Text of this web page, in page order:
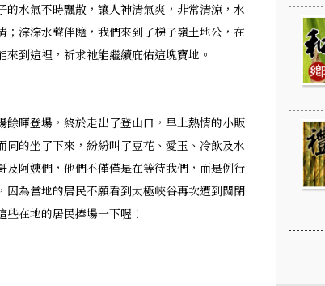
水氣不時飄散，讓人神清氣爽，非常清涼，水
淙淙水聲伴隨，我們來到了梯子嶺土地公，在
到這裡，祈求祂能繼續庇佑這塊寶地。
暉登場，終於走出了登山口，早上熱情的小販
的坐了下來，紛紛叫了豆花、愛玉、冷飲及水
阿姨們，他們不僅僅是在等待我們，而是例行
為當地的居民不願看到太極峽谷再次遭到關閉
在地的居民捧場一下喔！